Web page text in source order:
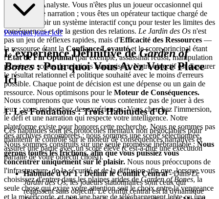
Bienvenue, Analyste. Vous n'êtes plus un joueur occasionnel qui
découvre une narration ; vous êtes un opérateur tactique chargé de
rétro-concevoir un système interactif conçu pour tester les limites des
conséquences et de la gestion des relations. Le Jardin des Os n'est
pas un jeu de réflexes rapides, mais d'Efficacité des Ressources —
la ressource étant la Confiance/Loyautéet le score principal étant
l'État de Fin Optimal(par exemple, assassinat réussi, manipulation
réussie ou scores de relations maximisés). Notre objectif est d'assurer
le résultat relationnel et politique souhaité avec le moins d'erreurs
possible. Chaque point de décision est une dépense ou un gain de
ressource. Nous optimisons pour le Moteur de Conséquences.
1. Les Fondations : Trois Habitudes d'Or
Ces habitudes sont les protocoles mentaux non négociables pour
maintenir le contrôle sur le moteur de conséquences narratives et
assurer une partie avec un score élevé (c'est-à-dire une exécution
parfaite de votre objectif choisi).
Habitude d'Or 1 : Définir le Conflit Central- DansLe
Jardin des Os, les joueurs stationnaires sont ceux qui
réagissent sans objectif. Le conflit central est la dynamique
Pourquoi jouer ici?
L'expérience Définitive deGarden of
Bones: Pourquoi Vous Avez Votre Place
Ici
Nous comprenons que vous ne vous contentez pas de jouer à des
jeux ; vous recherchez des expériences. Vous cherchez l'immersion,
le défi et une narration qui respecte votre intelligence. Notre
plateforme existe pour honorer cette recherche. Nous ne sommes pas
des archives encombrées ; nous sommes une scène sélectionnée.
Nous sommes construits sur une seule promesse inébranlable : Nous
gérons toutes les frictions, afin que vous puissiez vous
concentrer uniquement sur le plaisir. Nous nous préoccupons de
l'infrastructure, de la sécurité et de la diffusion afin que, lorsque vous
choisissez d'entrer dans les plaines arides deGarden of Bones, la
seule chose qui exige votre attention soit le choix entre la vengeance
et la miséricorde, et non une barre de téléchargement lente ou une